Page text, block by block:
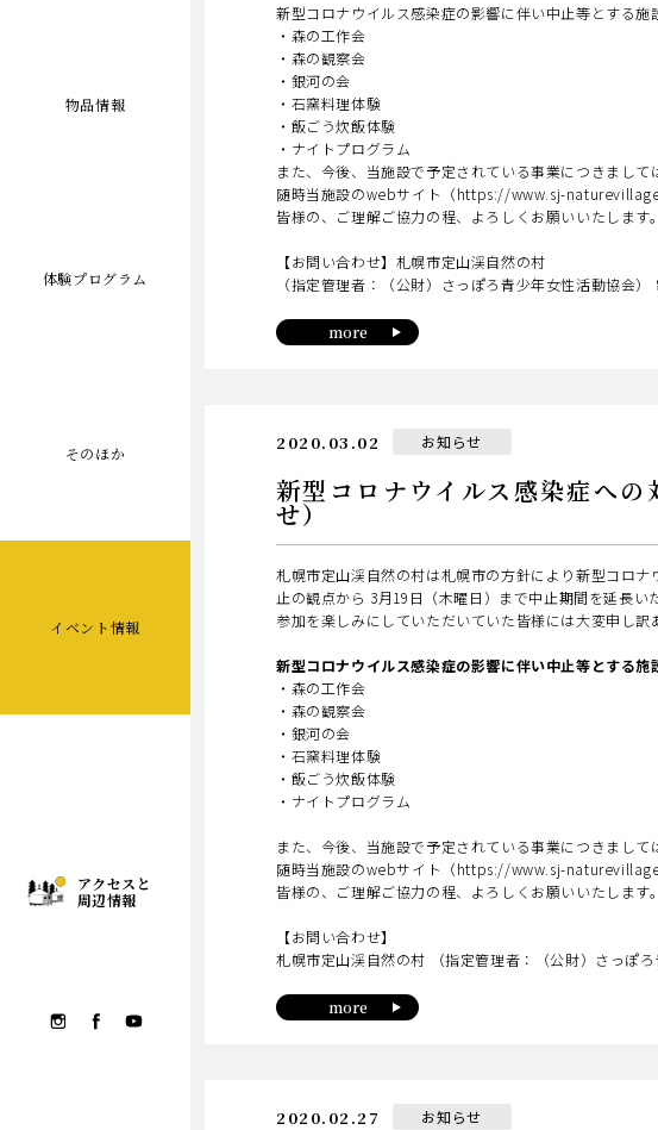
物品情報
体験プログラム
そのほか
イベント情報
アクセスと
周辺情報
新型コロナウイルス感染症の影響に伴い中止等とする
・森の工作会
・森の観察会
・銀河の会
・石窯料理体験
・飯ごう炊飯体験
・ナイトプログラム
また、今後、当施設で予定されている事業につきまして
随時当施設のwebサイト（https://www.sj-
皆様の、ご理解ご協力の程、よろしくお願いいたします。
【お問い合わせ】札幌市定山渓自然の村
（指定管理者：（公財）さっぽろ青少年女性活動協会）
more
2020.03.02 お知らせカ
リ
ー
新型コロナウイルス感染
せ）
札幌市定山渓自然の村は札幌市の方針により新型コロ
止の観点から 3月19日（木曜日）まで中止期間を延長い
参加を楽しみにしていただいていた皆様には大変申し
新型コロナウイルス感染症の影響に伴い中止等とする
・森の工作会
・森の観察会
・銀河の会
・石窯料理体験
・飯ごう炊飯体験
・ナイトプログラム
また、今後、当施設で予定されている事業につきまして
随時当施設のwebサイト（https://www.sj-
皆様の、ご理解ご協力の程、よろしくお願いいたします。
【お問い合わせ】
札幌市定山渓自然の村 （指定管理者：（公財）さっぽ
more
2020.02.27 お知らせカ